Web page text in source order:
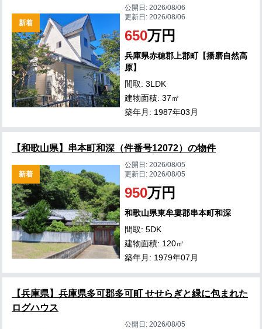
新着
公開日:2026/08/06
更新日:2026/08/06
650万円
兵庫県赤穂郡上郡町【播磨自然高
原】
間取: 3LDK
建物面積: 37㎡
築年月: 1987年03月
【和歌山県】串本町和深（件番号12072）の物件
新着
公開日:2026/08/05
更新日:2026/08/05
950万円
和歌山県東牟婁郡串本町和深
間取: 5DK
建物面積: 120㎡
築年月: 1979年07月
【兵庫県】兵庫県多可郡多可町 せせらぎと緑に包まれた
ログハウス
公開日:2026/08/05